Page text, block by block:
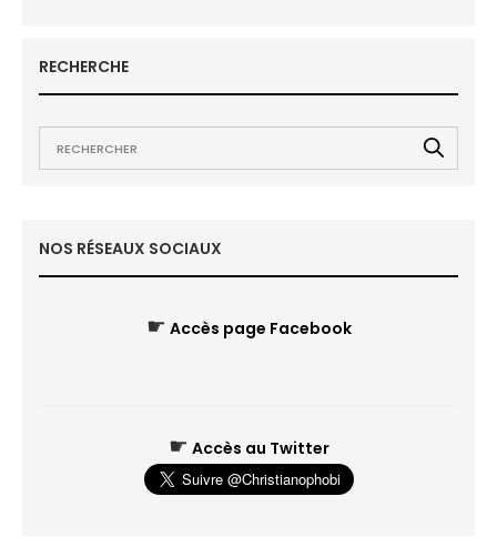
RECHERCHE
NOS RÉSEAUX SOCIAUX
☛ Accès page Facebook
☛ Accès au Twitter